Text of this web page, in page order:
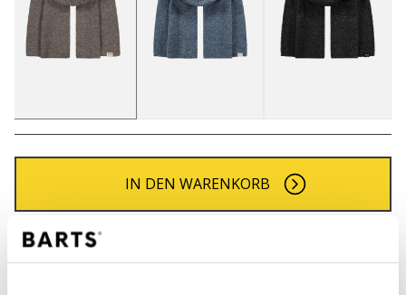
IN DEN WARENKORB
Bestellungen, die vor 12 Uhr MEZ (Montag bis
Freitag) bei uns eingehen, werden noch am selben